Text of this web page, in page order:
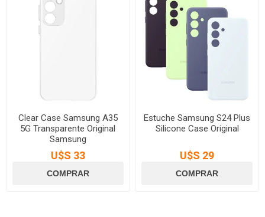
Clear Case Samsung A35
5G Transparente Original
Samsung
U$S 33
Estuche Samsung S24 Plus
Silicone Case Original
U$S 29